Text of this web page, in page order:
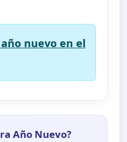
nuevo en el
Año Nuevo?